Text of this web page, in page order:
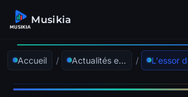
Musikia
Accueil / Actualités et tendances /